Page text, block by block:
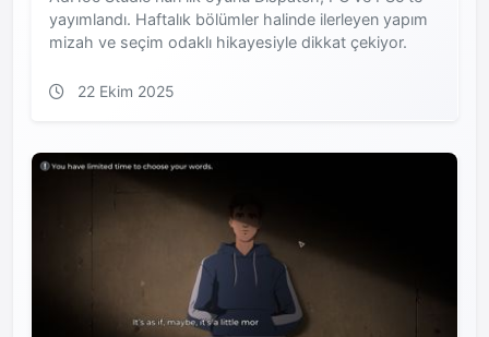
yayımlandı. Haftalık bölümler halinde ilerleyen yapım
mizah ve seçim odaklı hikayesiyle dikkat çekiyor.
22 Ekim 2025